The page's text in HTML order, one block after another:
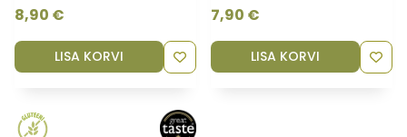
8,90 €
LISA KORVI
7,90 €
LISA KORVI